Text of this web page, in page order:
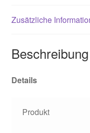
Zusätzliche
Beschreibung
Details
Produkt